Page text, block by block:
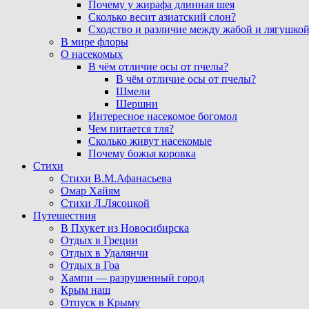
Почему у жирафа длинная шея
Сколько весит азиатский слон?
Сходство и различие между жабой и лягушкой
В мире флоры
О насекомых
В чём отличие осы от пчелы?
В чём отличие осы от пчелы?
Шмели
Шершни
Интересное насекомое богомол
Чем питается тля?
Сколько живут насекомые
Почему божья коровка
Стихи
Стихи В.М.Афанасьева
Омар Хайям
Стихи Л.Лясоцкой
Путешествия
В Пхукет из Новосибирска
Отдых в Греции
Отдых в Удалянчи
Отдых в Гоа
Хампи — разрушенный город
Крым наш
Отпуск в Крыму